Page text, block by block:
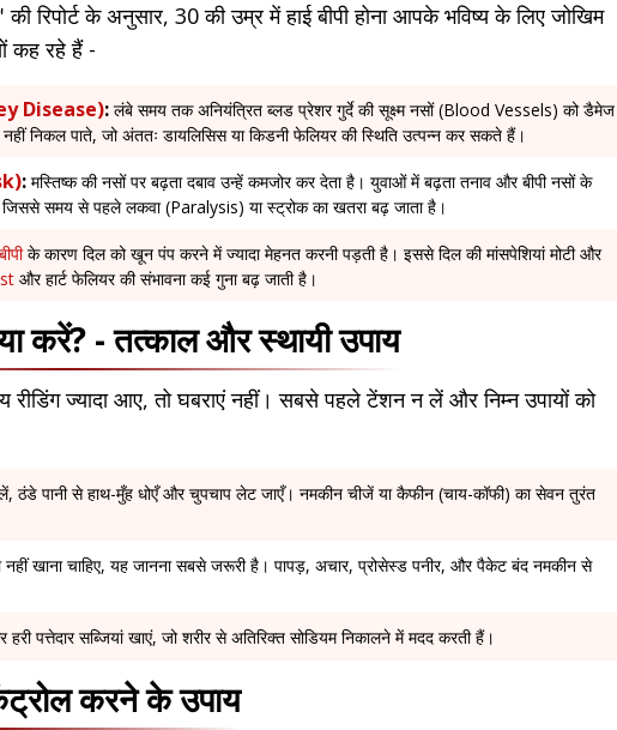
रिपोर्ट के अनुसार, 30 की उम्र में हाई बीपी होना आपके भविष्य के लिए जोखिम
कह रहे हैं -
Disease): लंबे समय तक अनियंत्रित ब्लड प्रेशर गुर्दे की सूक्ष्म नसों (Blood Vessels) को डैमेज
निकल पाते, जो अंततः डायलिसिस या किडनी फेलियर की स्थिति उत्पन्न कर सकते हैं।
: मस्तिष्क की नसों पर बढ़ता दबाव उन्हें कमजोर कर देता है। युवाओं में बढ़ता तनाव और बीपी नसों के
समय से पहले लकवा (Paralysis) या स्ट्रोक का खतरा बढ़ जाता है।
के कारण दिल को खून पंप करने में ज्यादा मेहनत करनी पड़ती है। इससे दिल की मांसपेशियां मोटी और
और हार्ट फेलियर की संभावना कई गुना बढ़ जाती है।
करें? - तत्काल और स्थायी उपाय
ज्यादा आए, तो घबराएं नहीं। सबसे पहले टेंशन न लें और निम्न उपायों को
ठंडे पानी से हाथ-मुँह धोएँ और चुपचाप लेट जाएँ। नमकीन चीजें या कैफीन (चाय-कॉफी) का सेवन तुरंत
नहीं खाना चाहिए, यह जानना सबसे जरूरी है। पापड़, अचार, प्रोसेस्ड पनीर, और पैकेट बंद नमकीन से
हरी पत्तेदार सब्जियां खाएं, जो शरीर से अतिरिक्त सोडियम निकालने में मदद करती हैं।
करने के उपाय